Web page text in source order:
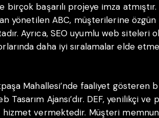
birçok başarılı projeye imza
yönetilen ABC, müşterilerine
Ayrıca, SEO uyumlu web siteleri
daha iyi sıralamalar elde
Mahallesi’nde faaliyet gösteren
Tasarım Ajansı’dır. DEF, yenilikçi
hizmet vermektedir. Müşteri